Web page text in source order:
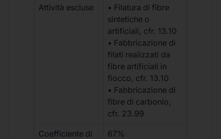
Attività escluse
• Filatura di fibre
sintetiche o
artificiali, cfr. 13.10
• Fabbricazione di
filati realizzati da
fibre artificiali in
fiocco, cfr. 13.10
• Fabbricazione di
fibre di carbonio,
cfr. 23.99
Coefficiente di
67%